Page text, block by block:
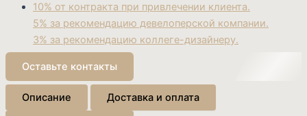
10% от контракта при привлечении клиента.
5% за рекомендацию девелоперской компании.
3% за рекомендацию коллеге-дизайнеру.
Оставьте контакты
Описание Доставка и оплата